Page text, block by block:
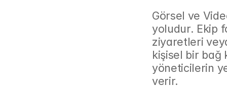
Görsel ve
yoludur. Ekip
ziyaretleri
kişisel bir bağ
yöneticilerin
verir.